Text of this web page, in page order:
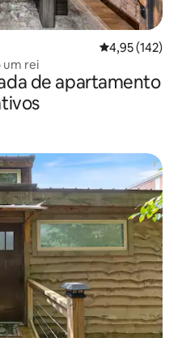
4,95 de uma
4,95 (142)
um rei
de apartamento
hóspedes